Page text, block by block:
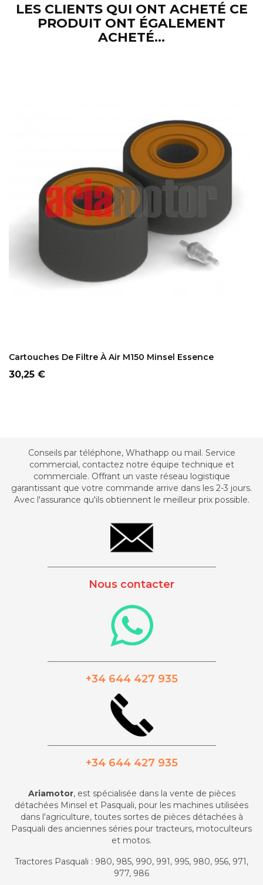
LES CLIENTS QUI ONT ACHETÉ CE
PRODUIT ONT ÉGALEMENT
ACHETÉ...
Cartouches De Filtre À Air M150 Minsel Essence
Prix
30,25 €
Conseils par téléphone, Whathapp ou mail. Service
commercial, contactez notre équipe technique et
commerciale. Offrant un vaste réseau logistique
garantissant que votre commande arrive dans les 2-3 jours.
Avec l'assurance qu'ils obtiennent le meilleur prix possible.
Nous contacter
+34 644 427 935
+34 644 427 935
Ariamotor, est spécialisée dans la vente de pièces
détachées Minsel et Pasquali, pour les machines utilisées
dans l'agriculture, toutes sortes de pièces détachées à
Pasquali des anciennes séries pour tracteurs, motoculteurs
et motos.
Tractores Pasquali : 980, 985, 990, 991, 995, 980, 956, 971,
977, 986